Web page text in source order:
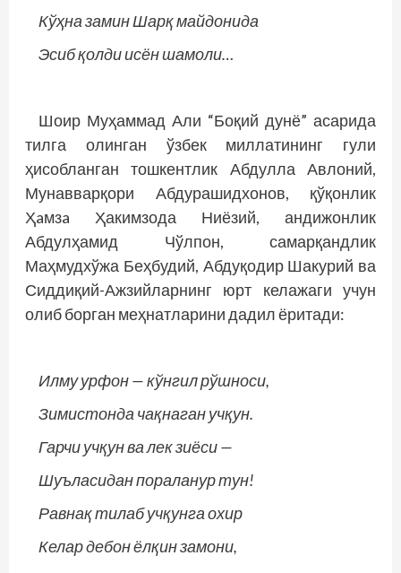
Кўҳна замин Шарқ майдонида
Эсиб қолди исён шамоли…
Шоир Муҳаммад Али “Боқий дунё” асарида
тилга олинган ўзбек миллатининг гули
ҳисобланган тошкентлик Абдулла Авлоний,
Мунавварқори Абдурашидхонов, қўқонлик
Ҳaмзa Ҳакимзода Ниёзий, андижонлик
Абдулҳамид Чўлпон, самарқандлик
Маҳмудхўжа Беҳбудий, Абдуқодир Шакурий ва
Сиддиқий-Ажзийларнинг юрт келажаги учун
олиб борган меҳнатларини дадил ёритади:
Илму урфон — кўнгил рўшноси,
Зимистонда чақнаган учқун.
Гарчи учқун ва лек зиёси —
Шуъласидан пораланур тун!
Равнақ тилаб учқунга охир
Келар дебон ёлқин замони,